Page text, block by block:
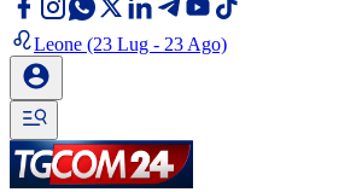
Leone (23 Lug - 23 Ago)